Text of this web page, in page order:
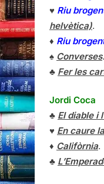
♥ Riu
helvètica).
♦ Riu
♠ Converses.
♣ Fer les
Jordi Coca
♣ El diable i
♥ En caure
♦ Califòrnia.
♣